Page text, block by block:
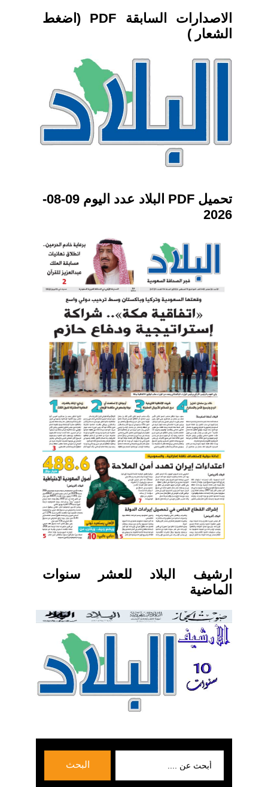
الاصدارات السابقة PDF (اضغط
الشعار )
تحميل PDF البلاد عدد اليوم 09-08-
2026
ارشيف البلاد للعشر سنوات
الماضية
البحث